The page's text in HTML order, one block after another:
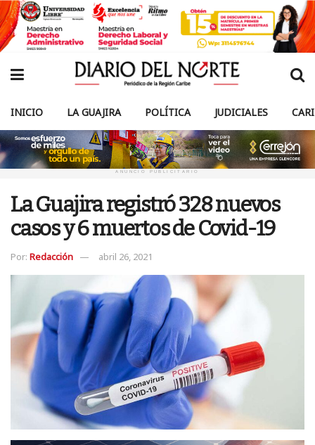
INICIO LA GUAJIRA POLÍTICA JUDICIALES
ANUNCIO PUBLICITARIO
La Guajira registró 328 nuevos
casos y 6 muertos de Covid-19
Por: Redacción abril 26, 2021